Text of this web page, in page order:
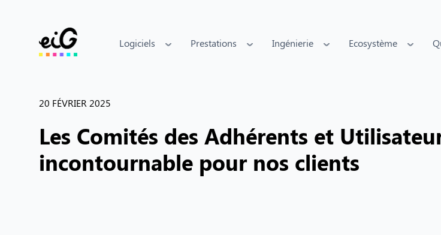
Logiciels Prestations Ingénierie Ecosystème
Retour
20 FÉVRIER 2025
Les Comités des Adhérents et
incontournable pour nos clients